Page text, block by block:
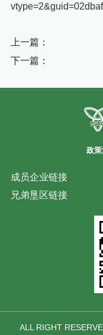
上一篇：
下一篇：
政
成员企业链接
兄弟垦区链接
ALL RIGHT